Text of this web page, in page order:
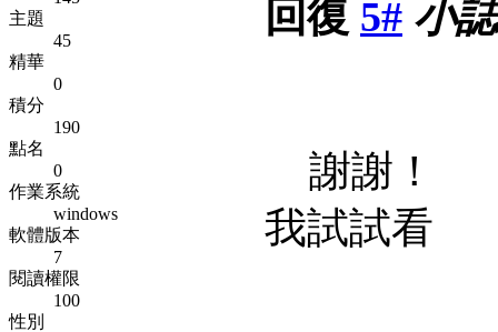
主題
45
精華
0
積分
190
點名
0
作業系統
windows
軟體版本
7
閱讀權限
100
性別
回復 5# 小誌
謝謝！
我試試看